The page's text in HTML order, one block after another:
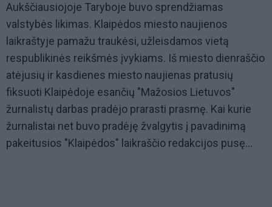
Aukščiausiojoje Taryboje buvo sprendžiamas
valstybės likimas. Klaipėdos miesto naujienos
laikraštyje pamažu traukėsi, užleisdamos vietą
respublikinės reikšmės įvykiams. Iš miesto dienraščio
atėjusių ir kasdienes miesto naujienas pratusių
fiksuoti Klaipėdoje esančių "Mažosios Lietuvos"
žurnalistų darbas pradėjo prarasti prasmę. Kai kurie
žurnalistai net buvo pradėję žvalgytis į pavadinimą
pakeitusios "Klaipėdos" laikraščio redakcijos pusę...